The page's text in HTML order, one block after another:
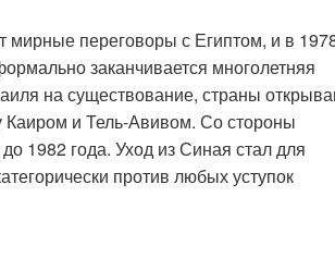
мирные переговоры с Египтом, и в
заканчивается многолетняя
на существование, страны
Каиром и Тель-Авивом. Со стороны
1982 года. Уход из Синая стал для
против любых уступок